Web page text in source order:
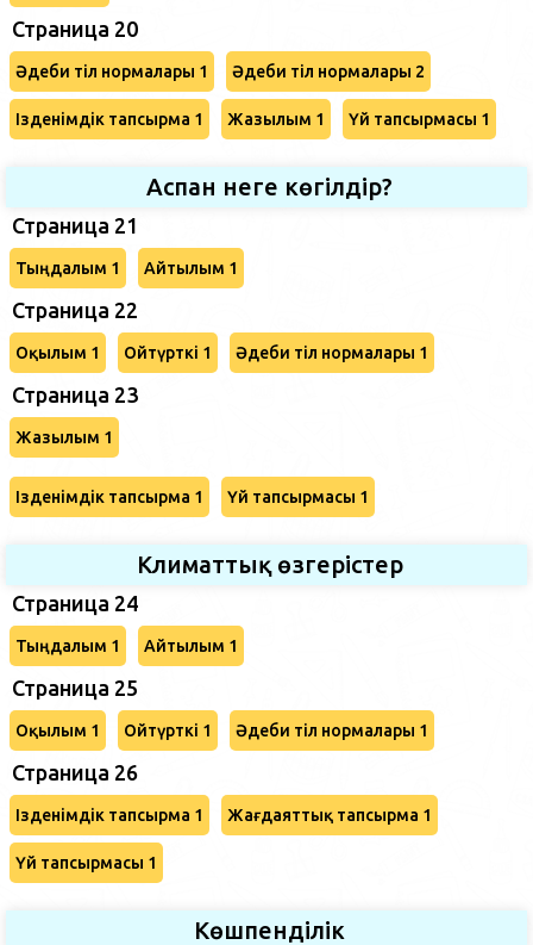
Страница 20
Әдеби тіл нормалары 1 Әдеби тіл нормалары 2
Ізденімдік тапсырма 1 Жазылым 1 Үй тапсырмасы 1
Аспан неге көгілдір?
Страница 21
Тыңдалым 1 Айтылым 1
Страница 22
Оқылым 1 Ойтүрткі 1 Әдеби тіл нормалары 1
Страница 23
Жазылым 1
Ізденімдік тапсырма 1 Үй тапсырмасы 1
Климаттық өзгерістер
Страница 24
Тыңдалым 1 Айтылым 1
Страница 25
Оқылым 1 Ойтүрткі 1 Әдеби тіл нормалары 1
Страница 26
Ізденімдік тапсырма 1 Жағдаяттық тапсырма 1
Үй тапсырмасы 1
Көшпенділік